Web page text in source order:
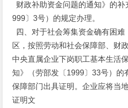
财政补助资金问题的通知》的补
999〕3号）的规定办理。
四、对于社会筹集资金确有困
区，按照劳动和社会保障部、财
中央直属企业下岗职工基本生活
知》（劳部发〔1999〕33号）的
保障部门出具证明。企业应将当
证明文